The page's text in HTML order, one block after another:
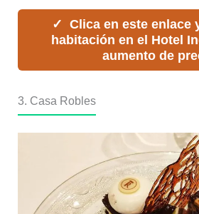
Clica en este enlace
habitación en el Hotel
aumento de
3. Casa Robles